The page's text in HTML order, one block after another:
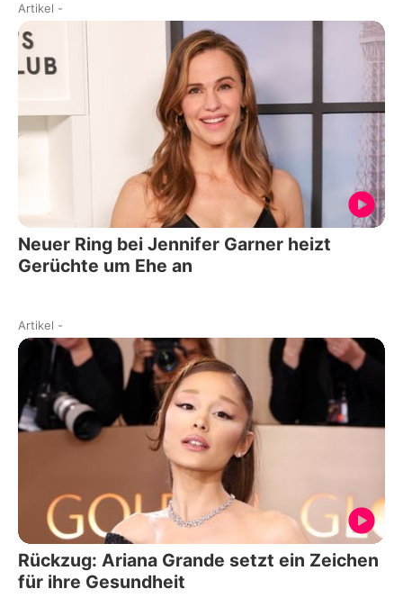
Artikel -
Neuer Ring bei Jennifer Garner heizt
Gerüchte um Ehe an
Artikel -
Rückzug: Ariana Grande setzt ein Zeichen
für ihre Gesundheit